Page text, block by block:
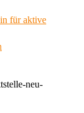
für aktive
neu-